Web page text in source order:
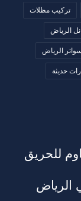
تركيب مظلات
الرياض
سواتر الرياض
حديثة
للحريق
الرياض